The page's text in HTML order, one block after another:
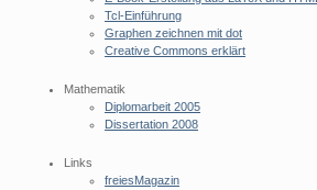
Tcl-Einführung
Graphen zeichnen mit dot
Creative Commons erklärt
Mathematik
Diplomarbeit 2005
Dissertation 2008
Links
freiesMagazin